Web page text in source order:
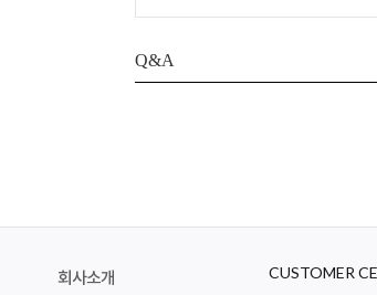
Q&A
회사소개 CUSTOMER